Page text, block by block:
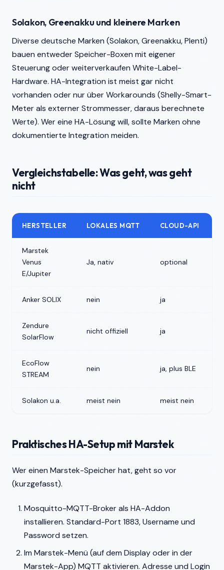
Solakon, Greenakku und kleinere Marken
Diverse deutsche Marken (Solakon, Greenakku, Plenti)
bauen entweder Speicher-Boxen mit eigener
Steuerung oder weiterverkaufen White-Label-
Hardware. HA-Integration ist meist gar nicht
vorhanden oder nur über Workarounds (Shelly-Smart-
Meter als externer Strommesser, daraus berechnete
Werte). Wer eine HA-Lösung will, sollte Marken ohne
dokumentierte Integration meiden.
Vergleichstabelle: Was geht, was geht
nicht
HERSTELLER LOKALES MQTT CLOUD-API
Marstek
Venus
E/Jupiter
Ja, nativ optional
Anker SOLIX nein ja
Zendure
SolarFlow
nicht offiziell ja
EcoFlow
STREAM
nein ja, plus BLE
Solakon u.a. meist nein meist nein
Praktisches HA-Setup mit Marstek
Wer einen Marstek-Speicher hat, geht so vor
(kurzgefasst).
Mosquitto-MQTT-Broker als HA-Addon
installieren. Standard-Port 1883, Username und
Password setzen.
Im Marstek-Menü (auf dem Display oder in der
Marstek-App) MQTT aktivieren. Adresse und Login